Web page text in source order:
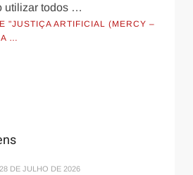
utilizar todos …
"JUSTIÇA ARTIFICIAL (MERCY –
…
28 DE JULHO DE 2026